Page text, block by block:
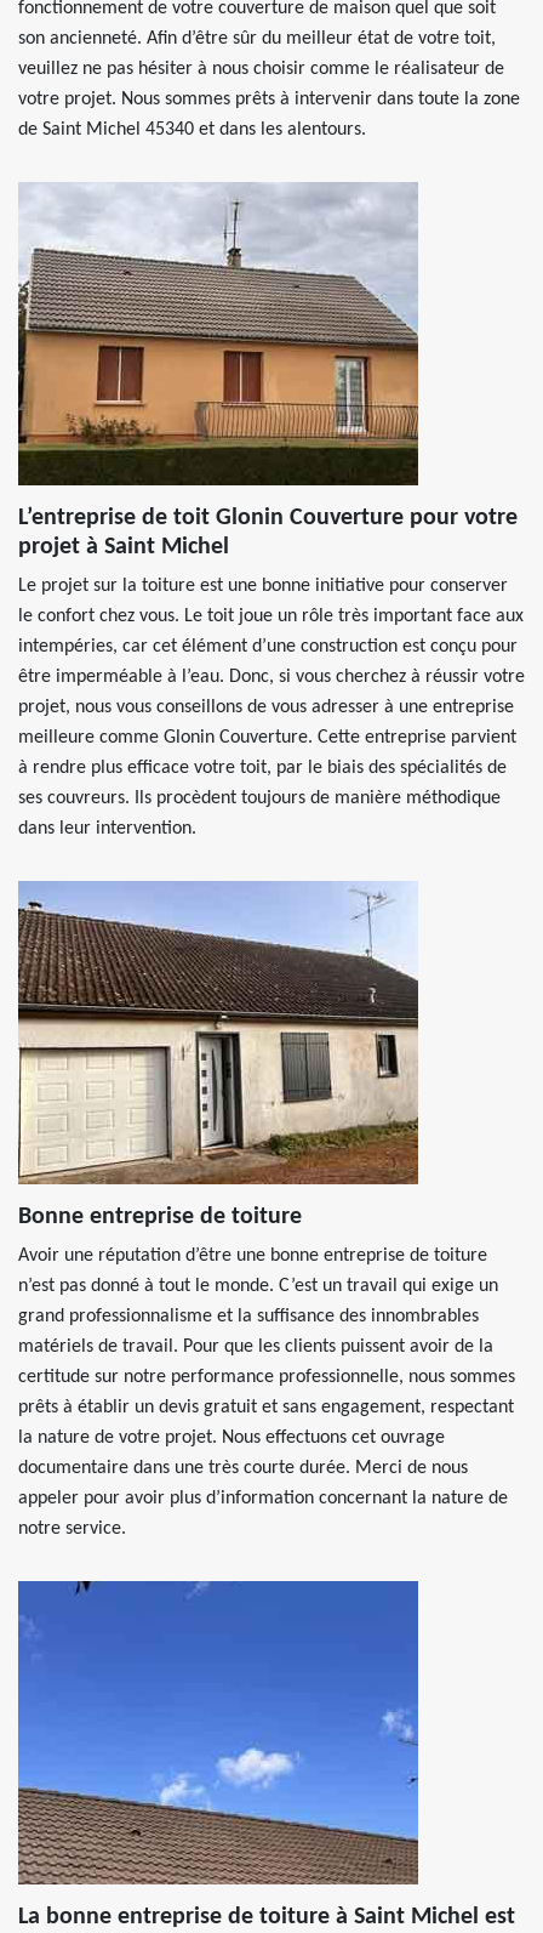
fonctionnement de votre couverture de maison quel que soit
son ancienneté. Afin d’être sûr du meilleur état de votre toit,
veuillez ne pas hésiter à nous choisir comme le réalisateur de
votre projet. Nous sommes prêts à intervenir dans toute la zone
de Saint Michel 45340 et dans les alentours.
L’entreprise de toit Glonin Couverture pour votre
projet à Saint Michel
Le projet sur la toiture est une bonne initiative pour conserver
le confort chez vous. Le toit joue un rôle très important face aux
intempéries, car cet élément d’une construction est conçu pour
être imperméable à l’eau. Donc, si vous cherchez à réussir votre
projet, nous vous conseillons de vous adresser à une entreprise
meilleure comme Glonin Couverture. Cette entreprise parvient
à rendre plus efficace votre toit, par le biais des spécialités de
ses couvreurs. Ils procèdent toujours de manière méthodique
dans leur intervention.
Bonne entreprise de toiture
Avoir une réputation d’être une bonne entreprise de toiture
n’est pas donné à tout le monde. C’est un travail qui exige un
grand professionnalisme et la suffisance des innombrables
matériels de travail. Pour que les clients puissent avoir de la
certitude sur notre performance professionnelle, nous sommes
prêts à établir un devis gratuit et sans engagement, respectant
la nature de votre projet. Nous effectuons cet ouvrage
documentaire dans une très courte durée. Merci de nous
appeler pour avoir plus d’information concernant la nature de
notre service.
La bonne entreprise de toiture à Saint Michel est